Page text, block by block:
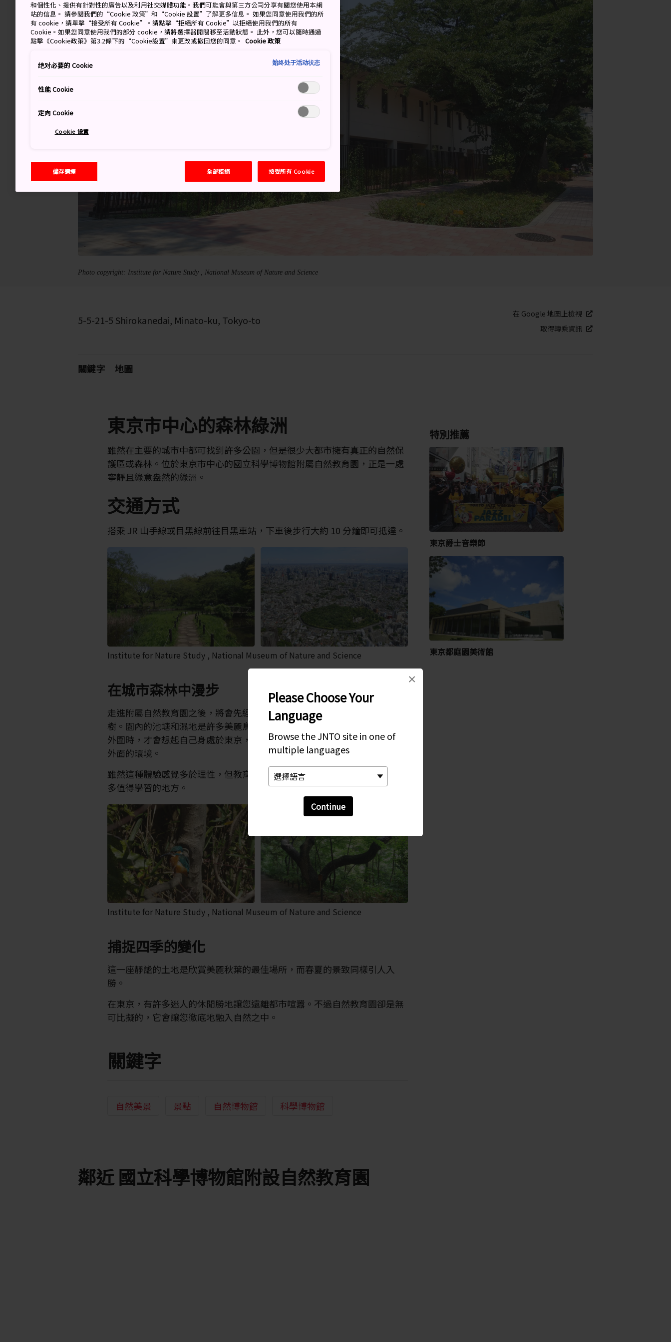
Please Choose Your
Language
Browse the JNTO site in one of
multiple languages
Continue
×
Photo copyright: Institute for Nature Study , National Museum of Nature and Science
5-5-21-5 Shirokanedai, Minato-ku, Tokyo-to
在 Google 地圖上檢視
取得轉乘資訊
關鍵字 地圖
東京市中心的森林綠洲
雖然在主要的城市中都可找到許多公園，但是很少大都市擁有真正的自然保
護區或森林。位於東京市中心的國立科學博物館附屬自然教育園，正是一處
寧靜且綠意盎然的綠洲。
交通方式
搭乘 JR 山手線或目黑線前往目黑車站，下車後步行大約 10 分鐘即可抵達。
Institute for Nature Study , National Museum of Nature and Science
在城市森林中漫步
走進附屬自然教育園之後，將會先經過植物園，看見無數的常青樹和落葉
樹。園內的池塘和濕地是許多美麗鳥類的棲息地。您只有在偶爾靠近園區的
外圍時，才會想起自己身處於東京，因為在遼闊的園區內，很容易使人忘記
外面的環境。
雖然這種體驗感覺多於理性，但教育管理大樓的研究、展覽和講座還是有很
多值得學習的地方。
Institute for Nature Study , National Museum of Nature and Science
捕捉四季的變化
這一座靜謐的土地是欣賞美麗秋葉的最佳場所，而春夏的景致同樣引人入
勝。
在東京，有許多迷人的休閒勝地讓您遠離都市喧囂。不過自然教育園卻是無
可比擬的，它會讓您徹底地融入自然之中。
關鍵字
自然美景 景點 自然博物館 科學博物館
特別推薦
東京爵士音樂節
東京都庭園美術館
鄰近 國立科學博物館附設自然教育園
和個性化、提供有針對性的廣告以及利用社交媒體功能。我們可能會與第三方公司分享有關您使用本網
站的信息。 請參閱我們的“Cookie 政策”和“Cookie 設置”了解更多信息。 如果您同意使用我們的所
有 cookie，請單擊“接受所有 Cookie”。請點擊“拒絕所有 Cookie”以拒絕使用我們的所有
Cookie。如果您同意使用我們的部分 cookie，請將選擇器開關移至活動狀態。 此外，您可以隨時通過
點擊《Cookie政策》第3.2條下的“Cookie設置”來更改或撤回您的同意。 Cookie 政策
绝对必要的 Cookie 始终处于活动状态
性能 Cookie
定向 Cookie
Cookie 设置
儲存選擇 全部拒絕 接受所有 Cookie